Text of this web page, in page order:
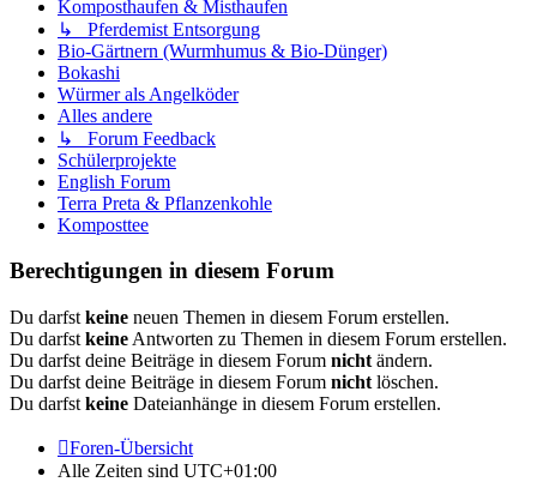
Komposthaufen & Misthaufen
↳ Pferdemist Entsorgung
Bio-Gärtnern (Wurmhumus & Bio-Dünger)
Bokashi
Würmer als Angelköder
Alles andere
↳ Forum Feedback
Schülerprojekte
English Forum
Terra Preta & Pflanzenkohle
Komposttee
Berechtigungen in diesem Forum
Du darfst keine neuen Themen in diesem Forum erstellen.
Du darfst keine Antworten zu Themen in diesem Forum erstellen.
Du darfst deine Beiträge in diesem Forum nicht ändern.
Du darfst deine Beiträge in diesem Forum nicht löschen.
Du darfst keine Dateianhänge in diesem Forum erstellen.
Foren-Übersicht
Alle Zeiten sind UTC+01:00